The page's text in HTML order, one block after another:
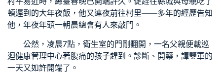
頓遲到的大年夜飯，他又連夜前往村里——多年的經歷告知
他，年夜年頭一朝晨總會有人來敲門。
公然，凌晨7點，衛生室的門剛翻開，一名父親便載巡
迴健康管理中心著腹痛的孩子趕到。診斷、開藥，譚鑒軍的
一天又如許開端了。